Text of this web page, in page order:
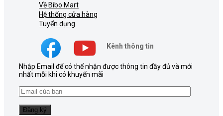
Về Bibo Mart
Hệ thống cửa hàng
Tuyển dụng
Kênh thông tin
Nhập Email để có thể nhận được thông tin đầy đủ và mới
nhất mỗi khi có khuyến mãi